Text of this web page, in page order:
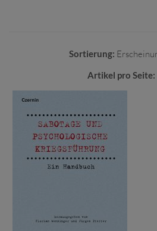
Sortierung:
Artikel pro Seite: